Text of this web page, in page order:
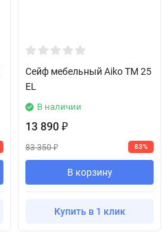
Сейф мебельный Aiko TM 25
EL
В наличии
13 890 ₽
83 350₽ 83%
В корзину
Купить в 1 клик